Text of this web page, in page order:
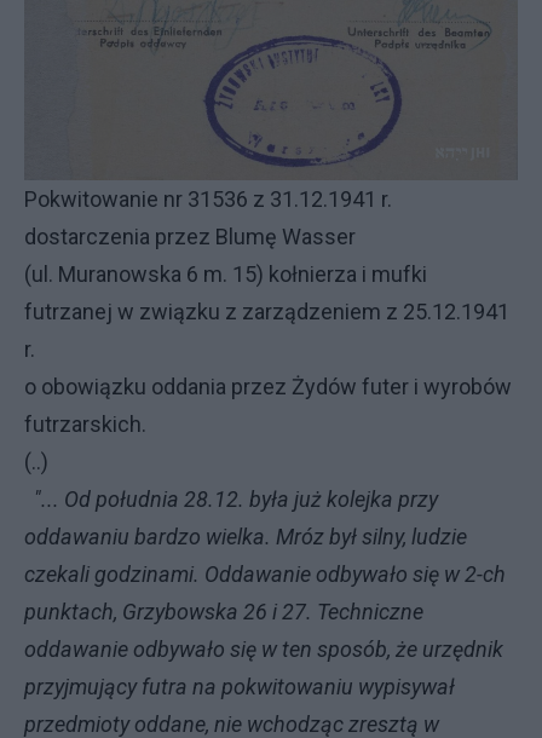
Pokwitowanie nr 31536 z 31.12.1941 r.
dostarczenia przez Blumę Wasser
(ul. Muranowska 6 m. 15) kołnierza i mufki
futrzanej w związku z zarządzeniem z 25.12.1941
r.
o obowiązku oddania przez Żydów futer i wyrobów
futrzarskich.
(..)
"... Od południa 28.12. była już kolejka przy
oddawaniu bardzo wielka. Mróz był silny, ludzie
czekali godzinami. Oddawanie odbywało się w 2-ch
punktach, Grzybowska 26 i 27. Techniczne
oddawanie odbywało się w ten sposób, że urzędnik
przyjmujący futra na pokwitowaniu wypisywał
przedmioty oddane, nie wchodząc zresztą w